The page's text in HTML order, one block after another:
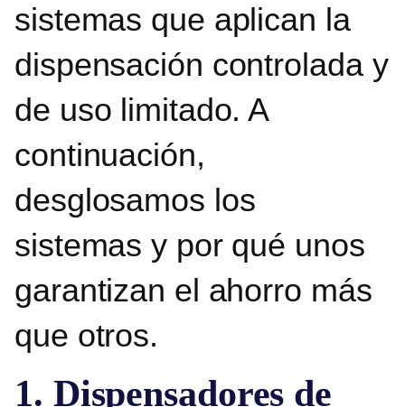
sistemas que aplican la
dispensación controlada y
de uso limitado. A
continuación,
desglosamos los
sistemas y por qué unos
garantizan el ahorro más
que otros.
1. Dispensadores de